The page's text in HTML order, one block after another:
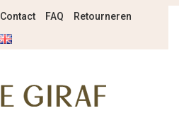
Contact FAQ
Retourneren